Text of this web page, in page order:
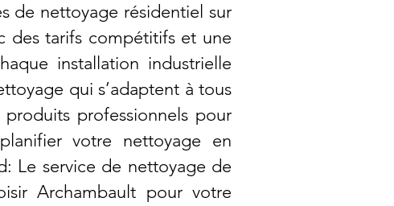
de nettoyage résidentiel sur
des tarifs compétitifs et une
installation industrielle
qui s’adaptent à tous
professionnels pour
votre nettoyage en
Le service de nettoyage de
Archambault pour votre